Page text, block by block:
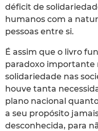
déficit de
humanos com a
pessoas entre si.
É assim que o livro
paradoxo importante
solidariedade nas
houve tanta
plano nacional
a seu propósito
desconhecida, para